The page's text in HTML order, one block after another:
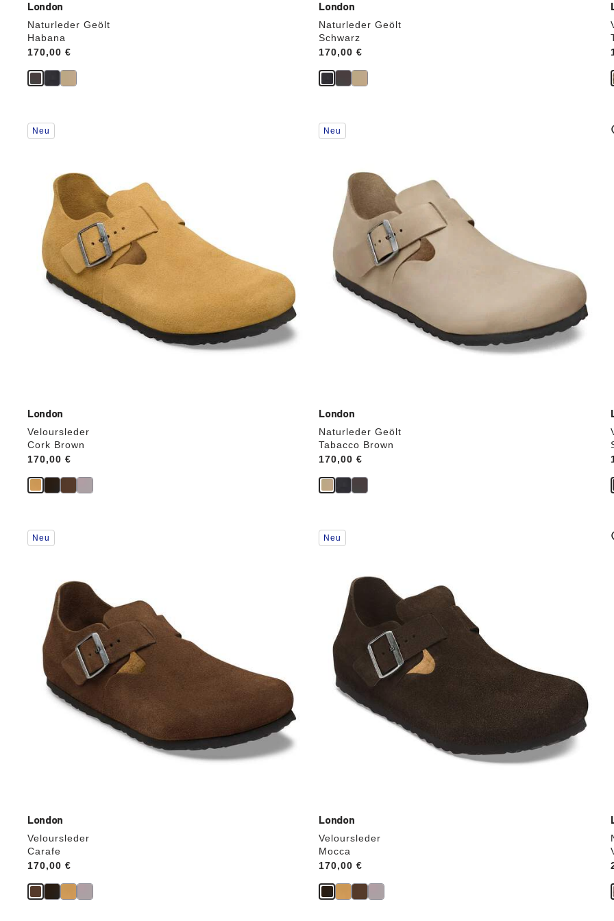
London
Naturleder Geölt
Habana
Price:
170,00 €
London
Naturleder Geölt
Schwarz
Price:
170,00 €
London
Veloursleder
Cork Brown
Price:
170,00 €
Durch
Anklicken
werden
Produktbilder
aktualisiert.
Neu
London
Naturleder Geölt
Tabacco Brown
Price:
170,00 €
Durch
Anklicken
werden
Produktbilder
aktualisiert.
Neu
London
Veloursleder
Carafe
Price:
170,00 €
Durch
Anklicken
Produktbilder
aktualisiert.
Neu
London
Veloursleder
Mocca
Price:
170,00 €
Durch
Anklicken
werden
Produktbilder
aktualisiert.
Neu